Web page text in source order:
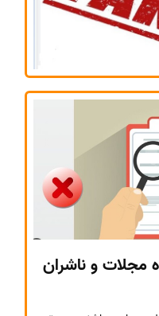
مجلات و ناشران